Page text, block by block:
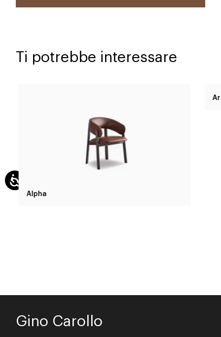
Ti potrebbe interessare
Alpha
Gino Carollo